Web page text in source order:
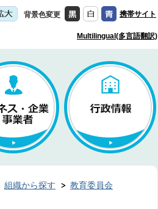
背景色変更 携帯サイト
Multilingual(多言語翻訳)
組織から探す
教育委員会